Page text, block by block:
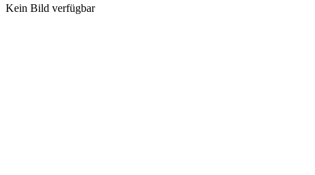
Kein Bild verfügbar